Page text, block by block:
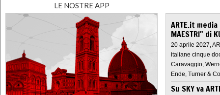
LE NOSTRE APP
ARTE.it
MAESTRI" di
20 aprile 2027,
italiane cinque
Caravaggio,
Ende, Turner &
Su SKY va